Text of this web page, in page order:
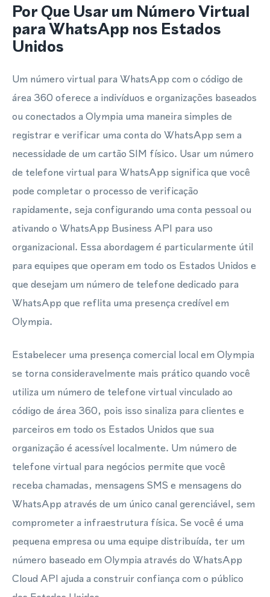
Por Que Usar um Número Virtual
para WhatsApp nos Estados
Unidos
Um número virtual para WhatsApp com o código de
área 360 oferece a indivíduos e organizações baseados
ou conectados a Olympia uma maneira simples de
registrar e verificar uma conta do WhatsApp sem a
necessidade de um cartão SIM físico. Usar um número
de telefone virtual para WhatsApp significa que você
pode completar o processo de verificação
rapidamente, seja configurando uma conta pessoal ou
ativando o WhatsApp Business API para uso
organizacional. Essa abordagem é particularmente útil
para equipes que operam em todo os Estados Unidos e
que desejam um número de telefone dedicado para
WhatsApp que reflita uma presença credível em
Olympia.
Estabelecer uma presença comercial local em Olympia
se torna consideravelmente mais prático quando você
utiliza um número de telefone virtual vinculado ao
código de área 360, pois isso sinaliza para clientes e
parceiros em todo os Estados Unidos que sua
organização é acessível localmente. Um número de
telefone virtual para negócios permite que você
receba chamadas, mensagens SMS e mensagens do
WhatsApp através de um único canal gerenciável, sem
comprometer a infraestrutura física. Se você é uma
pequena empresa ou uma equipe distribuída, ter um
número baseado em Olympia através do WhatsApp
Cloud API ajuda a construir confiança com o público